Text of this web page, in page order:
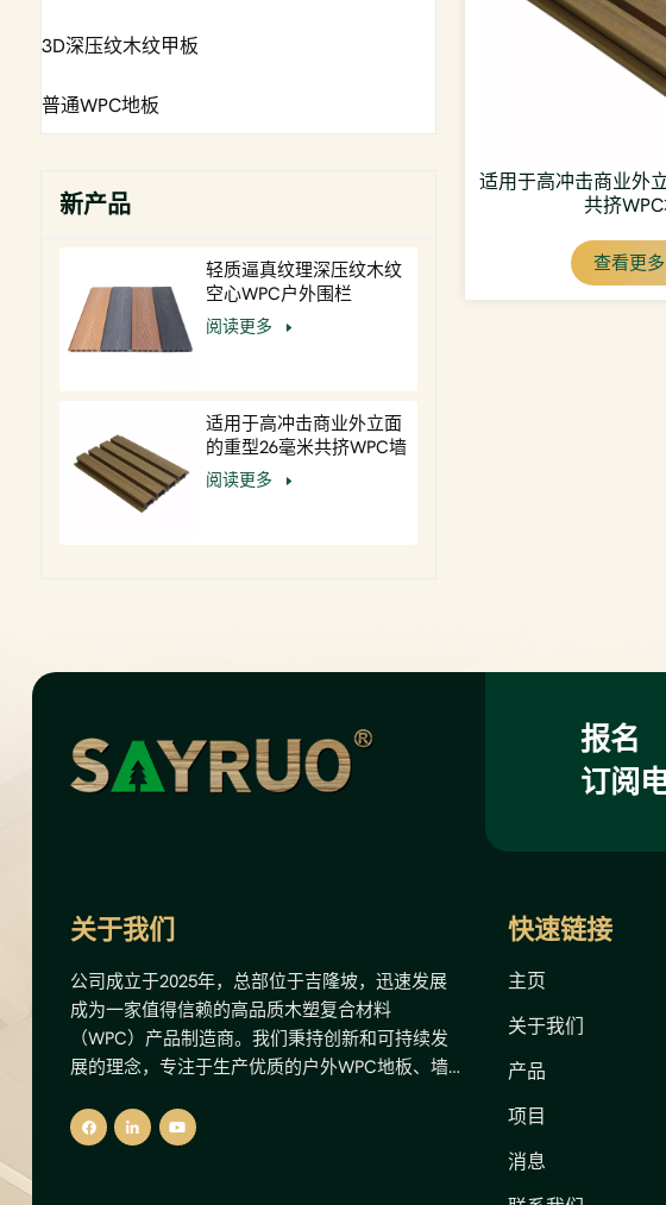
3D深压纹木纹甲板
普通WPC地板
新产品
轻质逼真纹理深压纹木纹
空心WPC户外围栏
阅读更多
适用于高冲击商业外立面
的重型26毫米共挤WPC墙
板
阅读更多
适用于高冲击商业外
共挤
查看更多
报名
订阅
关于我们
公司成立于2025年，总部位于吉隆坡，迅速发展
成为一家值得信赖的高品质木塑复合材料
（WPC）产品制造商。我们秉持创新和可持续发
展的理念，专注于生产优质的户外WPC地板、墙
条生产线，年产能高达8000公吨，相当于总产值
500万美元。这一产能使我们能够为国内外市场提
快速链接
主页
关于我们
产品
项目
消息